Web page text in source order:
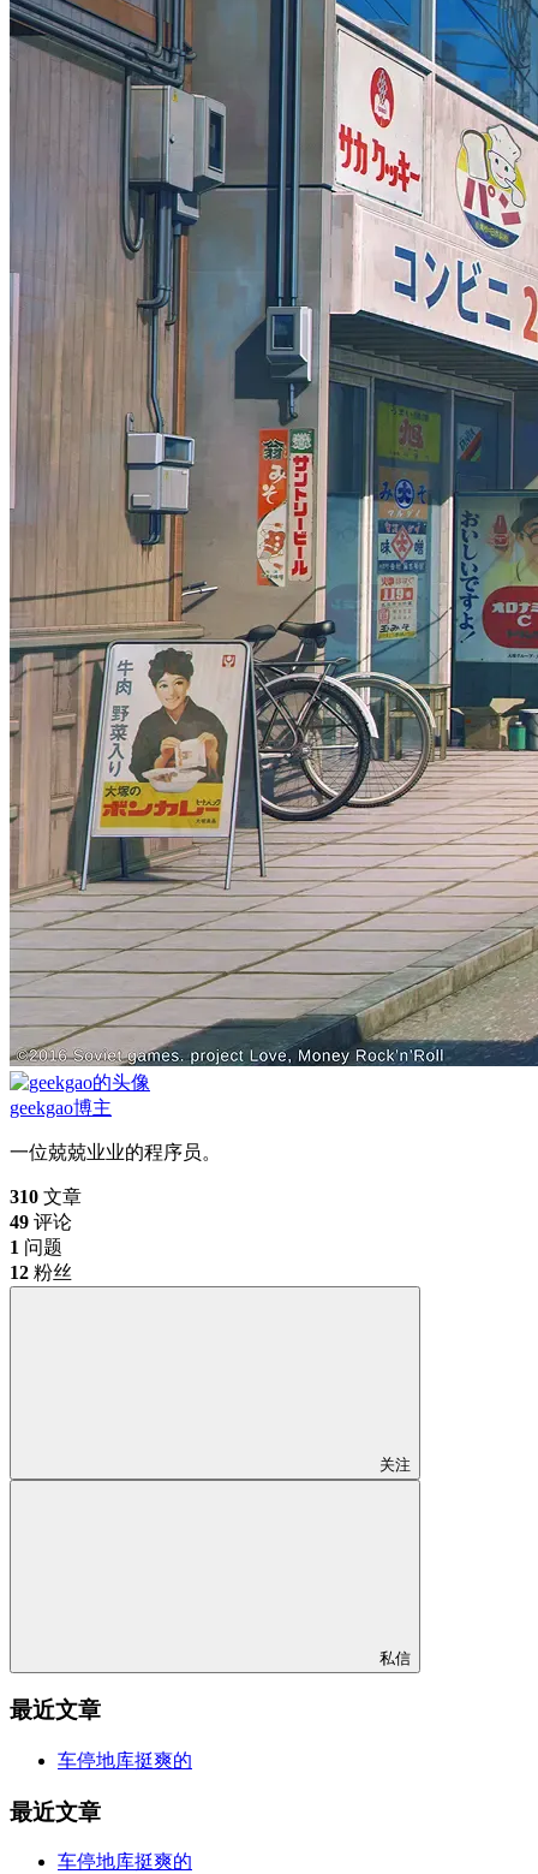
geekgao博主
一位兢兢业业的程序员。
310 文章
49 评论
1 问题
12 粉丝
关注
私信
最近文章
车停地库挺爽的
最近文章
车停地库挺爽的